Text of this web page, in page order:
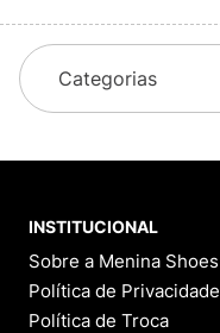
Categorias
INSTITUCIONAL
Sobre a Menina Shoes
Política de Privacidade
Política de Troca